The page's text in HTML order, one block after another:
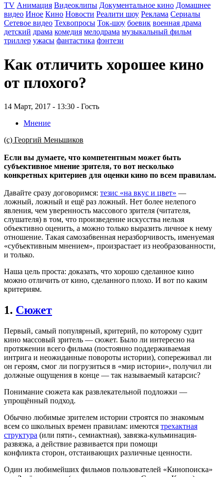
TV Анимация Видеоклипы Документальное кино Домашнее
видео Иное Кино Новости Реалити шоу Реклама Сериалы
Сетевое видео Техвопросы Ток-шоу боевик военная драма
детский драма комедия мелодрама музыкальный фильм
триллер ужасы фантастика фэнтези
Как отличить хорошее кино
от плохого?
14 Март, 2017 - 13:30 - Гость
Мнение
(с) Георгий Меньшиков
Если вы думаете, что компетентным может быть
субъективное мнение зрителя, то вот несколько
конкретных критериев для оценки кино по всем правилам.
Давайте сразу договоримся: тезис «на вкус и цвет» —
ложный, ложный и ещё раз ложный. Нет более нелепого
явления, чем уверенность массового зрителя (читателя,
слушателя) в том, что произведение искусства нельзя
объективно оценить, а можно только выразить личное к нему
отношение. Такая самозабвенная неразборчивость, именуемая
«субъективным мнением», произрастает из необразованности,
и только.
Наша цель проста: доказать, что хорошо сделанное кино
можно отличить от кино, сделанного плохо. И вот по каким
критериям.
1. Сюжет
Первый, самый популярный, критерий, по которому судит
кино массовый зритель — сюжет. Было ли интересно на
протяжении всего фильма (постоянно поддерживаемая
интрига и неожиданные повороты истории), сопереживал ли
он героям, смог ли погрузиться в «мир истории», получил ли
должные ощущения в конце — так называемый катарсис?
Понимание сюжета как развлекательной подложки —
упрощённый подход.
Обычно любимые зрителем истории строятся по знакомым
всем со школьных времен правилам: имеются трехактная
структура (или пяти-, семиактная), завязка-кульминация-
развязка, а действие развивается при помощи
конфликта сторон, отстаивающих различные ценности.
Один из любимейших фильмов пользователей «Кинопоиска»